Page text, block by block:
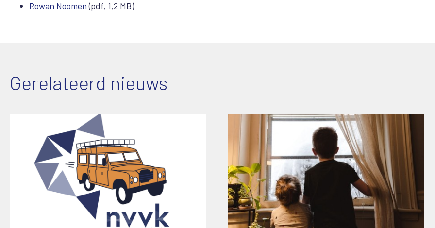
Rowan Noomen(pdf, 1,2 MB)
Gerelateerd nieuws